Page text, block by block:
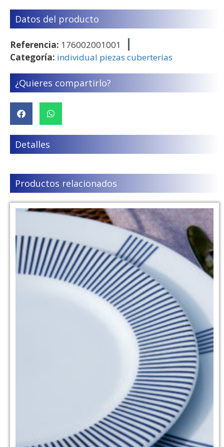
Datos del producto
Referencia: 176002001001
Categoría: individual piezas cuberterías
¿Quieres compartirlo?
Detalles
Productos relacionados